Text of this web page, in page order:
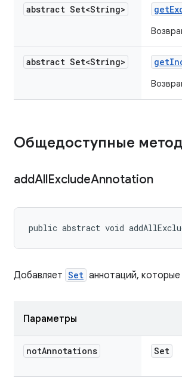
abstract Set<String> get
abstract Set<String> get
Общедоступные
addAllExcludeAnnotation
public abstract void
Добавляет Set аннотаций,
Параметры
notAnnotations Set